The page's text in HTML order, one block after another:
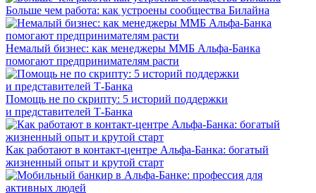
Больше чем работа: как устроены сообщества Билайна
Немалый бизнес: как менеджеры ММБ Альфа-Банка
помогают предпринимателям расти
Помощь не по скрипту: 5 историй поддержки
и представителей Т-Банка
Как работают в контакт-центре Альфа-Банка: богатый
жизненный опыт и крутой старт